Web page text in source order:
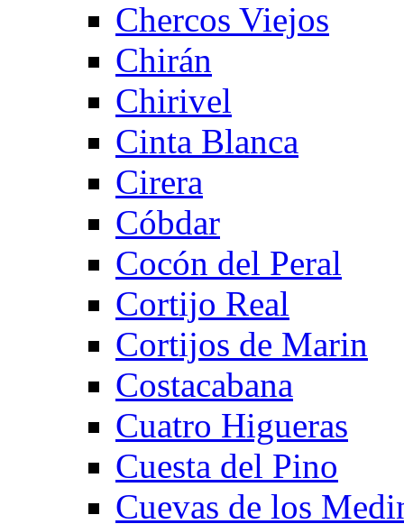
Chercos Viejos
Chirán
Chirivel
Cinta Blanca
Cirera
Cóbdar
Cocón del Peral
Cortijo Real
Cortijos de Marin
Costacabana
Cuatro Higueras
Cuesta del Pino
Cuevas de los